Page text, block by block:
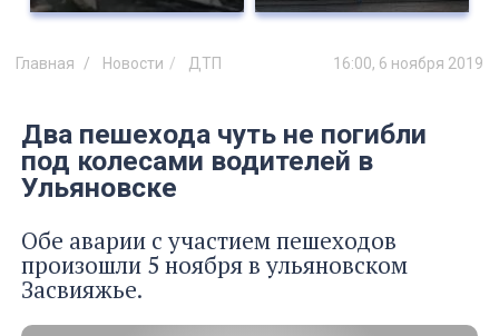
Главная Новости ДТП 16:00, 6 ноября 2019
Два пешехода чуть не погибли
под колесами водителей в
Ульяновске
Обе аварии с участием пешеходов
произошли 5 ноября в ульяновском
Засвияжье.